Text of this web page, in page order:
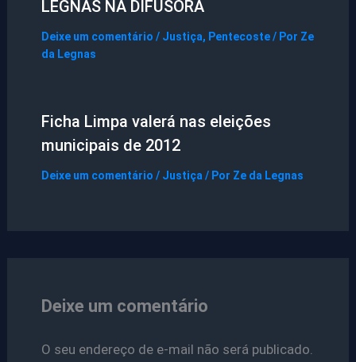
LEGNAS NA DIFUSORA
Deixe um comentário / Justiça, Pentecoste/ Por Ze
da Legnas
Ficha Limpa valerá nas eleições
municipais de 2012
Deixe um comentário / Justiça / Por Ze da Legnas
Deixe um comentário
O seu endereço de e-mail não será publicado.